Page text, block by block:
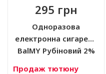
295 грн
Одноразова
електронна сигарета
BalMY Рубіновий 2%
Продаж тютюну